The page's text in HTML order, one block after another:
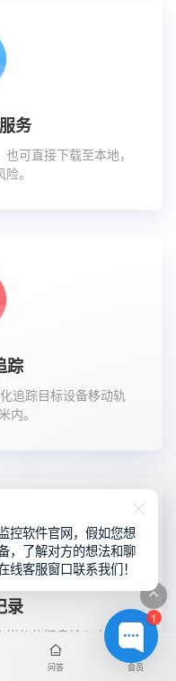
务
可直接下载至本地，
。
踪
追踪目标设备移动轨
内。
录
媒体的键盘输入内容，
。
问答 会员
1
控软件官网，假如您想
，了解对方的想法和聊
线客服窗口联系我们！